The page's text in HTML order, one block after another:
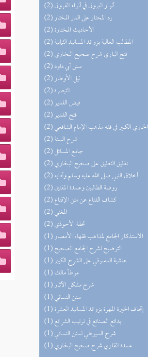
(2) أنوار البروق في أنواء الفروق
(2) رد المحتار على الدر المختار
(2) الأحاديث المختارة
(2) المطالب العالية بزوائد المسانيد الثمانية
(2) فتح الباري شرح صحيح البخاري
(2) سنن أبي داود
(2) نيل الأوطار
(2) التبصرة
(2) فيض القدير
(2) فتح القدير
(2) الحاوي الكبير في فقه مذهب الإمام الشافعي
(2) شرح السنة
(2) جامع المسائل
(2) تغليق التعليق على صحيح البخاري
(2) أخلاق النبي صلى الله عليه وسلم وآدابه
(2) روضة الطالبين وعمدة المفتين
(2) كشاف القناع عن متن الإقناع
(2) المغني
(2) تحفة الأحوذي
(1) الاستذكار الجامع لمذاهب فقهاء الأمصار
(1) التوضيح لشرح الجامع الصحيح
(1) حاشية الدسوقي على الشرح الكبير
(1) موطأ مالك
(1) شرح مشكل الآثار
(1) سنن النسائي
(1) إتحاف الخيرة المهرة بزوائد المسانيد العشرة
(1) بدائع الصنائع في ترتيب الشرائع
(1) شرح السيوطي لسنن النسائي
(1) عمدة القاري شرح صحيح البخاري